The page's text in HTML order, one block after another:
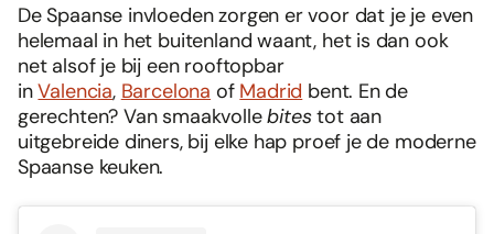
De Spaanse invloeden zorgen er voor dat je je even
helemaal in het buitenland waant, het is dan ook
net alsof je bij een rooftopbar
inValencia, Barcelona of Madrid bent. En de
gerechten? Van smaakvollebitestot aan
uitgebreide diners, bij elke hap proef je de moderne
Spaanse keuken.